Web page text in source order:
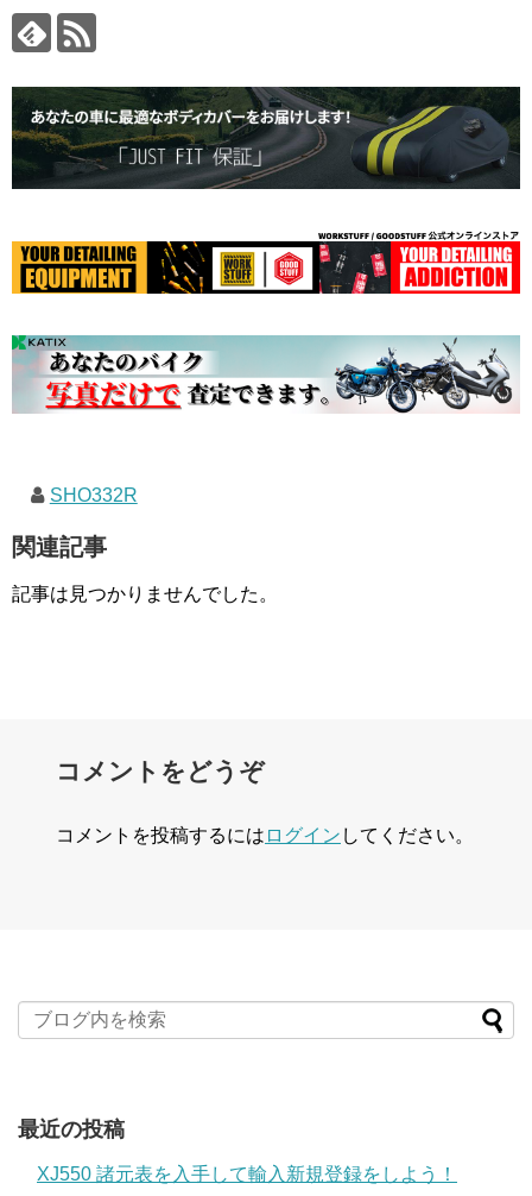
SHO332R
関連記事
記事は見つかりませんでした。
コメントをどうぞ
コメントを投稿するには ログイン してください。
最近の投稿
XJ550 諸元表を入手して輸入新規登録をしよう！